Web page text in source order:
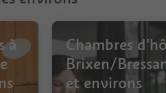
à
Chambres
Brixen/
et environs